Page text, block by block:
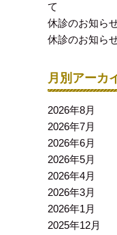
て
休診のお知ら
休診のお知ら
月別アーカ
2026年8月
2026年7月
2026年6月
2026年5月
2026年4月
2026年3月
2026年1月
2025年12月